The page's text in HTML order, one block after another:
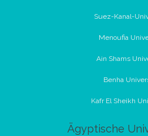
Suez-Kanal-
Menoufia
Ain Shams
Benha
Kafr El Sheikh
Ägyptische